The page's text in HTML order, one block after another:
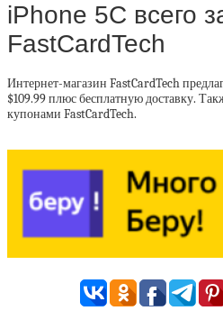
iPhone 5C всего
FastCardTech
Интернет-магазин FastCardTech
$109.99 плюс бесплатную доставку.
купонами FastCardTech.